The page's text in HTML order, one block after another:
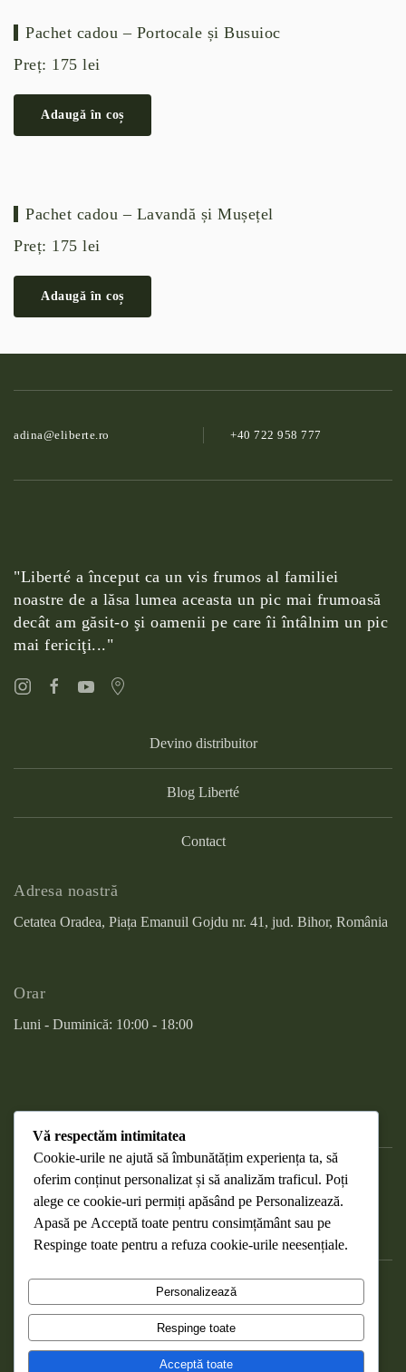
Pachet cadou – Portocale și Busuioc
Preț: 175 lei
Adaugă în coș
Pachet cadou – Lavandă și Mușețel
Preț: 175 lei
Adaugă în coș
adina@­eliberte.ro +40 722 958 777
"Liberté a început ca un vis frumos al familiei
noastre de a lăsa lumea aceasta un pic mai frumoasă
decât am găsit-o şi oamenii pe care îi întâlnim un pic
mai fericiţi..."
Devino distribuitor
Blog Liberté
Contact
Adresa noastră
Cetatea Oradea, Piața Emanuil Gojdu nr. 41, jud. Bihor, România
Orar
Luni - Duminică: 10:00 - 18:00
DESPRE COOKIES
RETURNAREA PRODUSELOR
WEBMAIL
POLITICA DE CONFIDENȚIALITATE
TERMENI ȘI CONDIȚII
Copyright Nucela Verde ©2026. Toate drepturile rezervate .
Vă respectăm intimitatea
Cookie-urile ne ajută să îmbunătățim experiența ta, să
oferim conținut personalizat și să analizăm traficul. Poți
alege ce cookie-uri permiți apăsând pe Personalizează.
Apasă pe Acceptă toate pentru consimțământ sau pe
Respinge toate pentru a refuza cookie-urile neesențiale.
Personalizează
Respinge toate
Acceptă toate